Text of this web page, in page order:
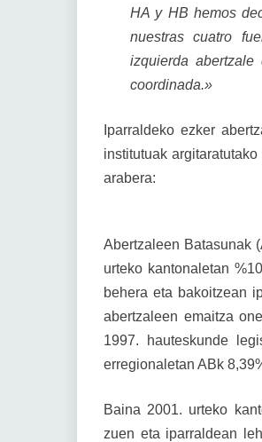
HA y HB hemos
nuestras cuatro
izquierda
coordinada.»
Iparraldeko ezker
institutuak argitaratutako
arabera:
Abertzaleen Batasunak
urteko kantonaletan
behera eta bakoitzean
abertzaleen emaitza
1997. hauteskunde
erregionaletan ABk
Baina 2001. urteko
zuen eta iparraldean